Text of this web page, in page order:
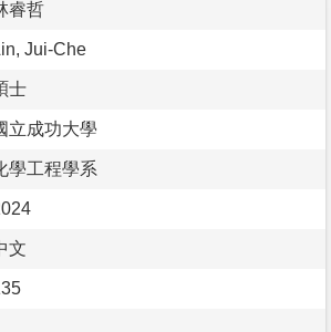
睿哲
Jui-Che
士
立成功大學
學工程學系
文